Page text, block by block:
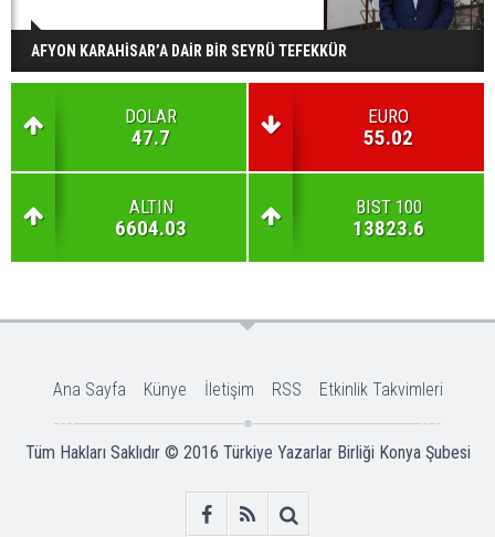
AFYON KARAHİSAR’A DAİR BİR SEYRÜ TEFEKKÜR
DOLAR
47.7
EURO
55.02
ALTIN
6604.03
BIST 100
13823.6
Ana Sayfa Künye İletişim RSS Etkinlik Takvimleri
Tüm Hakları Saklıdır © 2016 Türkiye Yazarlar Birliği Konya Şubesi